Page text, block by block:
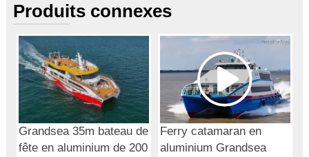
Produits connexes
Grandsea 35m bateau de
fête en aluminium de 200
Ferry catamaran en
aluminium Grandsea